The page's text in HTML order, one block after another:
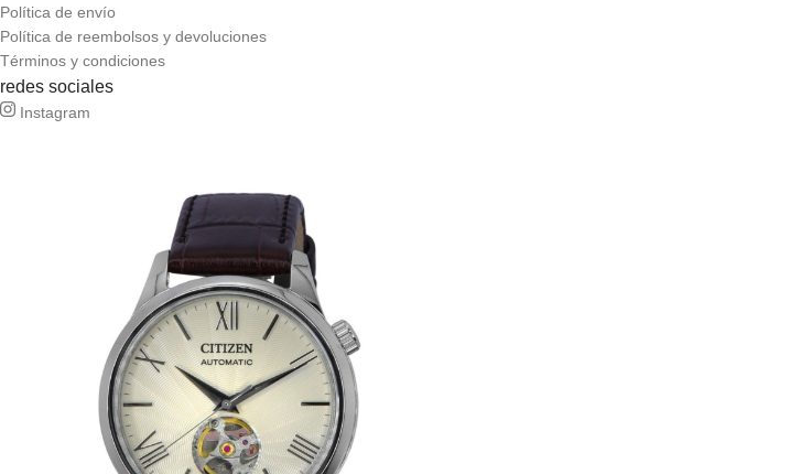
Política de envío
Política de reembolsos y devoluciones
Términos y condiciones
redes sociales
Instagram